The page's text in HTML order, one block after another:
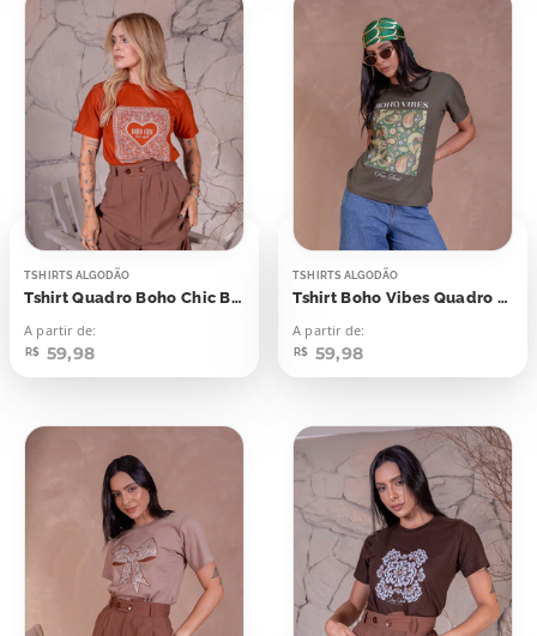
TSHIRTS ALGODÃO
Tshirt Quadro Boho Chic Best Styke
A partir de:
R$ 59,98
TSHIRTS ALGODÃO
Tshirt Boho Vibes Quadro Folhagens
A partir de:
R$ 59,98